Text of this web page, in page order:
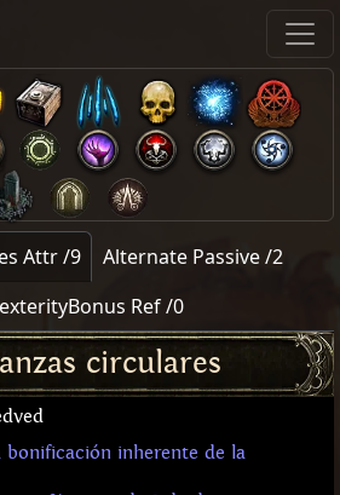
Attr /9
Alternate Passive /2
Ref /0
circulares
bonificación inherente de la